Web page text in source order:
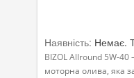
Наявність: Немає.
BIZOL Allround 5W-
моторна олива, яка